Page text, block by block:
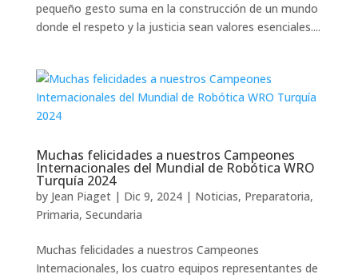
pequeño gesto suma en la construcción de un mundo
donde el respeto y la justicia sean valores esenciales....
Muchas felicidades a nuestros Campeones
Internacionales del Mundial de Robótica WRO
Turquía 2024
by Jean Piaget| Dic 9, 2024| Noticias, Preparatoria,
Primaria, Secundaria
Muchas felicidades a nuestros Campeones
Internacionales, los cuatro equipos representantes de